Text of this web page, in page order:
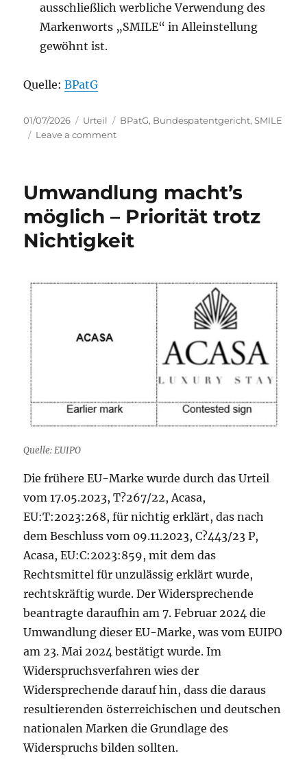
ausschließlich werbliche Verwendung des
Markenworts „SMILE“ in Alleinstellung
gewöhnt ist.
Quelle:BPatG
Posted
on
01/07/2026 Categories
Urteil Tags
BPatG, Bundespatentgericht,SMILE
Leave a commenton
Umwandlung macht’s
möglich – Priorität trotz
Nichtigkeit
Quelle: EUIPO
Die frühere EU-Marke wurde durch das Urteil
vom 17.05.2023, T?267/22, Acasa,
EU:T:2023:268, für nichtig erklärt, das nach
dem Beschluss vom 09.11.2023, C?443/23 P,
Acasa, EU:C:2023:859, mit dem das
Rechtsmittel für unzulässig erklärt wurde,
rechtskräftig wurde. Der Widersprechende
beantragte daraufhin am 7. Februar 2024 die
Umwandlung dieser EU-Marke, was vom EUIPO
am 23. Mai 2024 bestätigt wurde. Im
Widerspruchsverfahren wies der
Widersprechende darauf hin, dass die daraus
resultierenden österreichischen und deutschen
nationalen Marken die Grundlage des
Widerspruchs bilden sollten.